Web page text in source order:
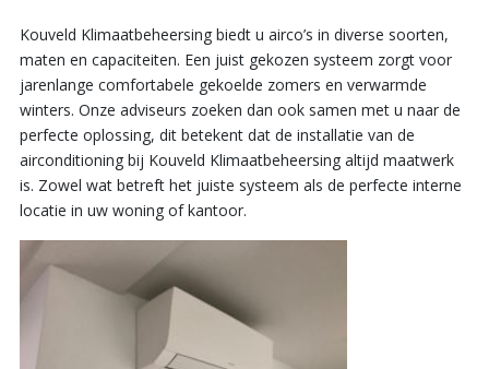
Kouveld Klimaatbeheersing biedt u airco’s in diverse soorten,
maten en capaciteiten. Een juist gekozen systeem zorgt voor
jarenlange comfortabele gekoelde zomers en verwarmde
winters. Onze adviseurs zoeken dan ook samen met u naar de
perfecte oplossing, dit betekent dat de installatie van de
airconditioning bij Kouveld Klimaatbeheersing altijd maatwerk
is. Zowel wat betreft het juiste systeem als de perfecte interne
locatie in uw woning of kantoor.